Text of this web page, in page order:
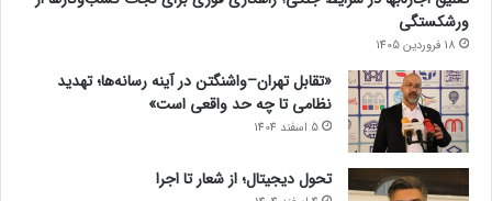
ورشکستگی
18 فروردین 1405
«تقابل تهران–واشنگتن در آینه رسانه‌ها؛ تهدید
نظامی تا چه حد واقعی است»
5 اسفند 1404
تحول دیجیتال؛ از شعار تا اجرا